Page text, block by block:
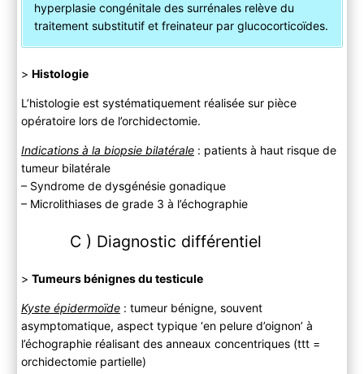
hyperplasie congénitale des surrénales relève du
traitement substitutif et freinateur par glucocorticoïdes.
> Histologie
L’histologie est systématiquement réalisée sur pièce
opératoire lors de l’orchidectomie.
Indications à la biopsie bilatérale: patients à haut risque de
tumeur bilatérale
– Syndrome de dysgénésie gonadique
– Microlithiases de grade 3 à l’échographie
C ) Diagnostic différentiel
> Tumeurs bénignes du testicule
Kyste épidermoïde: tumeur bénigne, souvent
asymptomatique, aspect typique ‘en pelure d’oignon’ à
l’échographie réalisant des anneaux concentriques (ttt =
orchidectomie partielle)